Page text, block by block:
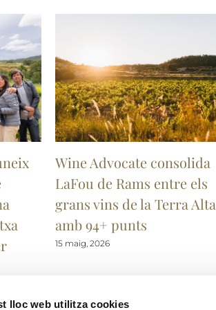
lloc web utilitza cookies
Wine Advocate consolida
LaFou de Rams entre els
grans vins de la Terra Alta
amb 94+ punts
15 maig, 2026